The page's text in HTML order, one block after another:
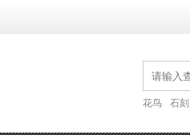
花鸟 石刻